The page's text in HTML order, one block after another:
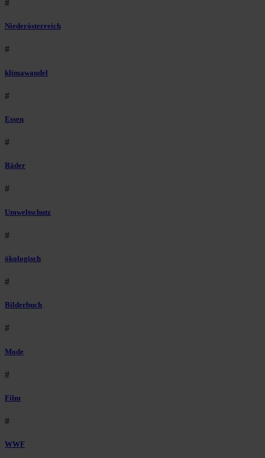
#
Niederösterreich
#
klimawandel
#
Essen
#
Räder
#
Umweltschutz
#
ökologisch
#
Bilderbuch
#
Mode
#
Film
#
WWF